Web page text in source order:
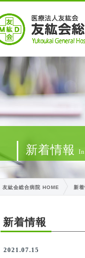
新着情報
友紘会総合病院 HOME 新着
新着情報
2021.07.15